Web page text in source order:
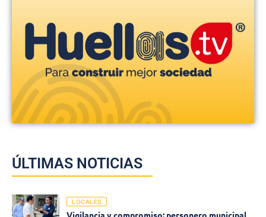
ÚLTIMAS NOTICIAS
LOCALES
Vigilancia y compromiso: personero municipal